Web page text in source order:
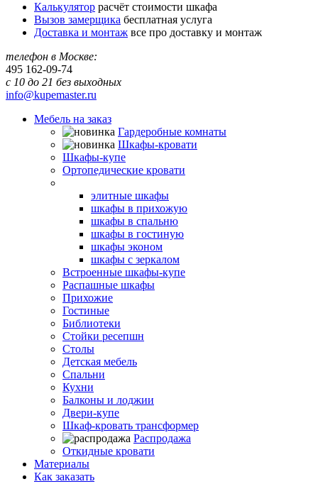
Калькулятор расчёт стоимости шкафа
Вызов замерщика бесплатная услуга
Доставка и монтаж все про доставку и монтаж
телефон в Москве:
495 162-09-74
с 10 до 21 без выходных
info@kupemaster.ru
Мебель на заказ
Гардеробные комнаты
Шкафы-кровати
Шкафы-купе
Ортопедические кровати
элитные шкафы
шкафы в прихожую
шкафы в спальню
шкафы в гостиную
шкафы эконом
шкафы с зеркалом
Встроенные шкафы-купе
Распашные шкафы
Прихожие
Гостиные
Библиотеки
Стойки ресепшн
Столы
Детская мебель
Спальни
Кухни
Балконы и лоджии
Двери-купе
Шкаф-кровать трансформер
Распродажа
Откидные кровати
Материалы
Как заказать